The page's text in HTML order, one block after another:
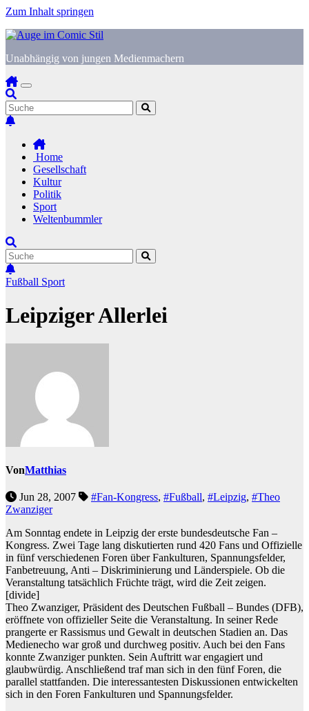
Zum Inhalt springen
Unabhängig von jungen Medienmachern
Home
Gesellschaft
Kultur
Politik
Sport
Weltenbummler
Fußball Sport
Leipziger Allerlei
VonMatthias
Jun 28, 2007 #Fan-Kongress, #Fußball, #Leipzig, #Theo
Zwanziger
Am Sonntag endete in Leipzig der erste bundesdeutsche Fan –
Kongress. Zwei Tage lang diskutierten rund 420 Fans und Offizielle
in fünf verschiedenen Foren über Fankulturen, Spannungsfelder,
Fanbetreuung, Anti – Diskriminierung und Länderspiele. Ob die
Veranstaltung tatsächlich Früchte trägt, wird die Zeit zeigen.
[divide]
Theo Zwanziger, Präsident des Deutschen Fußball – Bundes (DFB),
eröffnete von offizieller Seite die Veranstaltung. In seiner Rede
prangerte er Rassismus und Gewalt in deutschen Stadien an. Das
Medienecho war groß und durchweg positiv. Auch bei den Fans
konnte Zwanziger punkten. Sein Auftritt war engagiert und
glaubwürdig. Anschließend traf man sich in den fünf Foren, die
parallel stattfanden. Die interessantesten Diskussionen entwickelten
sich in den Foren Fankulturen und Spannungsfelder.